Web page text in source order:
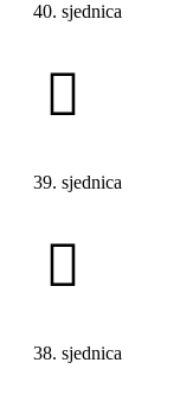
40. sjednica
39. sjednica
38. sjednica